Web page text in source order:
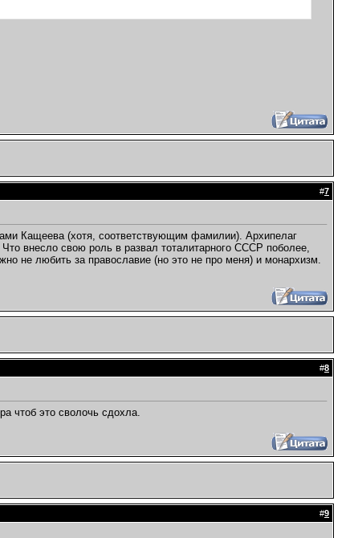
#7
Кащеева (хотя, соответствующим фамилии). Архипелаг
внесло свою роль в развал тоталитарного СССР поболее,
не любить за православие (но это не про меня) и монархизм.
#8
чтоб это сволочь сдохла.
#9